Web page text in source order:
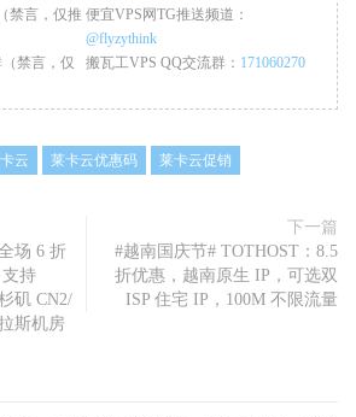
禁言，仅推 便宜VPS网TG推送频道：
@flyzythink
禁言，仅
搬瓦工VPS QQ交流群： 171060270
云 莱卡云优惠码 莱卡云促销
场 6 折
持
矶 CN2/
斯机房
下一篇
#越南国庆节# TOTHOST：8.5
折优惠，越南原生 IP，可选双
ISP 住宅 IP，100M 不限流量